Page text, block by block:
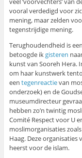
vooral verdedigd voor
mening, maar zelden
tegenstrijdige mening.
Terughoudendheid is
betoogde ikgisteren
kunst van Sooreh Hera.
om haar kunstwerk
een tegenreactievan
onderzoek) en de
museumdirecteur
hebben zo’n twintig
Comité Respect voor U
moslimorganisaties
Haag. Deze
heerst voor de islam.